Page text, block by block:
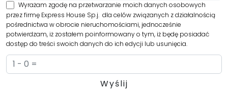
Wyrażam zgodę na przetwarzanie moich danych osobowych
przez firmę Express House Sp.j. dla celów związanych z działalnością
pośrednictwa w obrocie nieruchomościami, jednocześnie
potwierdzam, iż zostałem poinformowany o tym, iż będę posiadać
dostęp do treści swoich danych do ich edycji lub usunięcia.